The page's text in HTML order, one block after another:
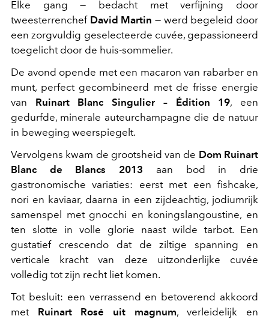
Elke gang — bedacht met verfijning door
tweesterrenchef David Martin — werd begeleid door
een zorgvuldig geselecteerde cuvée, gepassioneerd
toegelicht door de huis-sommelier.
De avond opende met een macaron van rabarber en
munt, perfect gecombineerd met de frisse energie
van Ruinart Blanc Singulier – Édition 19, een
gedurfde, minerale auteurchampagne die de natuur
in beweging weerspiegelt.
Vervolgens kwam de grootsheid van de Dom Ruinart
Blanc de Blancs 2013 aan bod in drie
gastronomische variaties: eerst met een fishcake,
nori en kaviaar, daarna in een zijdeachtig, jodiumrijk
samenspel met gnocchi en koningslangoustine, en
ten slotte in volle glorie naast wilde tarbot. Een
gustatief crescendo dat de ziltige spanning en
verticale kracht van deze uitzonderlijke cuvée
volledig tot zijn recht liet komen.
Tot besluit: een verrassend en betoverend akkoord
met Ruinart Rosé uit magnum, verleidelijk en